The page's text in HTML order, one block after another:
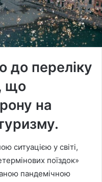
до переліку
що
на
ситуацією у світі,
поїздок»
пандемічною